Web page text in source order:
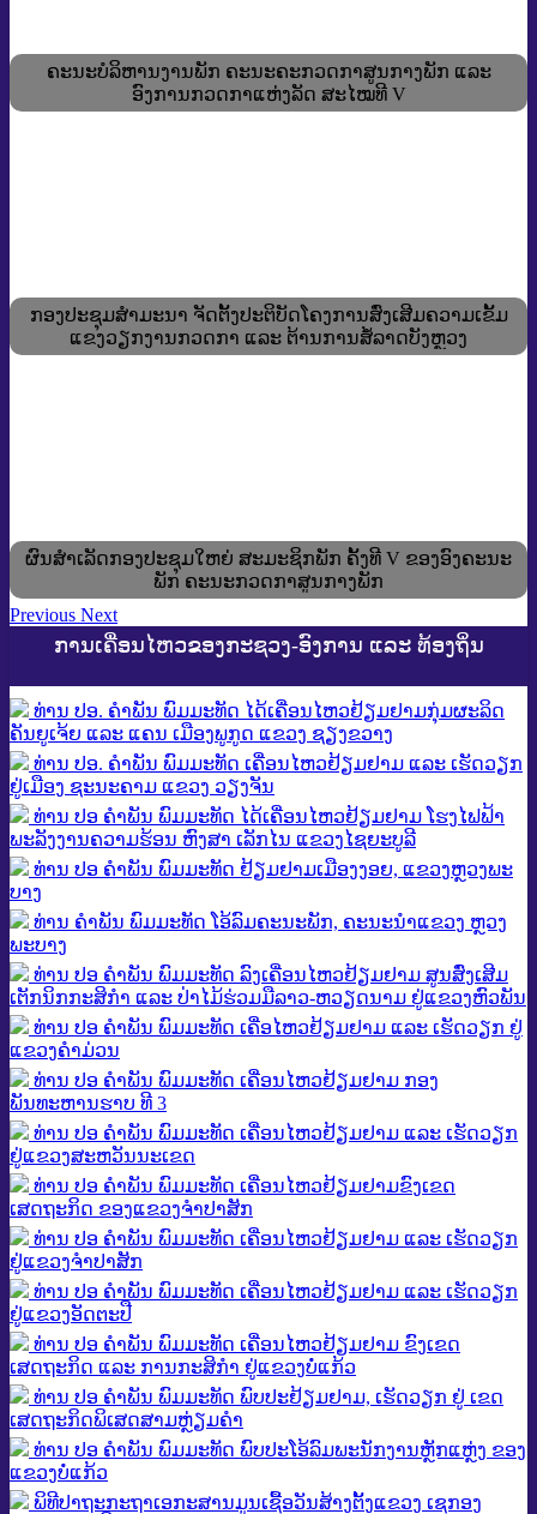
ຄະນະບໍລິຫານງານພັກ ຄະນະຄະກວດກາສູນກາງພັກ ແລະ
ອົງການກວດກາແຫ່ງລັດ ສະໄໝທີ V
ກອງປະຊຸມສໍາມະນາ ຈັດຕັ້ງປະຕິບັດໂຄງການສົ່ງເສີມຄວາມເຂັ້ມ
ແຂງວຽກງານກວດກາ ແລະ ຕ້ານການສໍ້ລາດບັງຫຼວງ
ຜົນສໍາເລັດກອງປະຊຸມໃຫຍ່ ສະມະຊິກພັກ ຄັ້ງທີ V ຂອງອົງຄະນະ
ພັກ ຄະນະກວດກາສູນກາງພັກ
Previous Next
ການເຄື່ອນໄຫວຂອງກະຊວງ-ອົງການ ແລະ ທ້ອງຖິ່ນ
ທ່ານ ປອ. ຄຳພັນ ພົມມະທັດ ໄດ້ເຄື່ອນໄຫວຢ້ຽມຢາມກຸ່ມຜະລິດ
ຄັນຍູເຈ້ຍ ແລະ ແຄນ ເມືອງພູກູດ ແຂວງ ຊຽງຂວາງ
ທ່ານ ປອ. ຄຳພັນ ພົມມະທັດ ເຄື່ອນໄຫວຢ້ຽມຢາມ ແລະ ເຮັດວຽກ
ຢູ່ເມືອງ ຊະນະຄາມ ແຂວງ ວຽງຈັນ
ທ່ານ ປອ ຄຳພັນ ພົມມະທັດ ໄດ້ເຄື່ອນໄຫວຢ້ຽມຢາມ ໂຮງໄຟຟ້າ
ພະລັງງານຄວາມຮ້ອນ ຫົງສາ ເລັກໄນ ແຂວງໄຊຍະບູລີ
ທ່ານ ປອ ຄໍາພັນ ພົມມະທັດ ຢ້ຽມຢາມເມືອງງອຍ, ແຂວງຫຼວງພະ
ບາງ
ທ່ານ ຄຳພັນ ພົມມະທັດ ໂອ້ລົມຄະນະພັກ, ຄະນະນຳແຂວງ ຫຼວງ
ພະບາງ
ທ່ານ ປອ ຄໍາພັນ ພົມມະທັດ ລົງເຄື່ອນໄຫວຢ້ຽມຢາມ ສູນສົ່ງເສີມ
ເຕັກນິກກະສິກໍາ ແລະ ປ່າໄມ້ຮ່ວມມືລາວ-ຫວຽດນາມ ຢູ່ແຂວງຫົວພັນ
ທ່ານ ປອ ຄໍາພັນ ພົມມະທັດ ເຄື່ອໄຫວຢ້ຽມຢາມ ແລະ ເຮັດວຽກ ຢູ່
ແຂວງຄໍາມ່ວນ
ທ່ານ ປອ ຄຳພັນ ພົມມະທັດ ເຄື່ອນໄຫວຢ້ຽມຢາມ ກອງ
ພັນທະຫານຮາບ ທີ 3
ທ່ານ ປອ ຄຳພັນ ພົມມະທັດ ເຄື່ອນໄຫວຢ້ຽມຢາມ ແລະ ເຮັດວຽກ
ຢູ່ແຂວງສະຫວັນນະເຂດ
ທ່ານ ປອ ຄໍາພັນ ພົມມະທັດ ເຄື່ອນໄຫວຢ້ຽມຢາມຂົງເຂດ
ເສດຖະກິດ ຂອງແຂວງຈໍາປາສັກ
ທ່ານ ປອ ຄຳພັນ ພົມມະທັດ ເຄື່ອນໄຫວຢ້ຽມຢາມ ແລະ ເຮັດວຽກ
ຢູ່ແຂວງຈໍາປາສັກ
ທ່ານ ປອ ຄໍາພັນ ພົມມະທັດ ເຄື່ອນໄຫວຢ້ຽມຢາມ ແລະ ເຮັດວຽກ
ຢູ່ແຂວງອັດຕະປື
ທ່ານ ປອ ຄໍາພັນ ພົມມະທັດ ເຄື່ອນໄຫວຢ້ຽມຢາມ ຂົງເຂດ
ເສດຖະກິດ ແລະ ການກະສິກໍາ ຢູ່ແຂວງບໍ່ແກ້ວ
ທ່ານ ປອ ຄໍາພັນ ພົມມະທັດ ພົບປະຢ້ຽມຢາມ, ເຮັດວຽກ ຢູ່ ເຂດ
ເສດຖະກິດພິເສດສາມຫຼ່ຽມຄໍາ
ທ່ານ ປອ ຄໍາພັນ ພົມມະທັດ ພົບປະໂອ້ລົມພະນັກງານຫຼັກແຫຼ່ງ ຂອງ
ແຂວງບໍ່ແກ້ວ
ພິທີປາຖະກະຖາເອກະສານມູນເຊື້ອວັນສ້າງຕັ້ງແຂວງ ເຊກອງ